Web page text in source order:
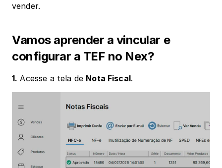
vender.
Vamos aprender a vincular e
configurar a TEF no Nex?
1. Acesse a tela de Nota Fiscal.